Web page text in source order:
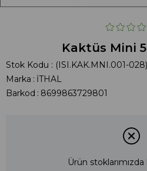
Kaktüs Mini
Stok Kodu
(ISI.KAK.MNI.001-028)
Marka : İTHAL
Barkod : 8699863729801
Ürün stoklarımızda